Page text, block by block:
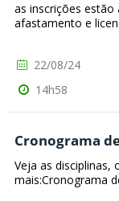
as inscrições
afastamento e
22/08/24
14h58
Cronograma
Veja as disciplinas,
mais:Cronograma